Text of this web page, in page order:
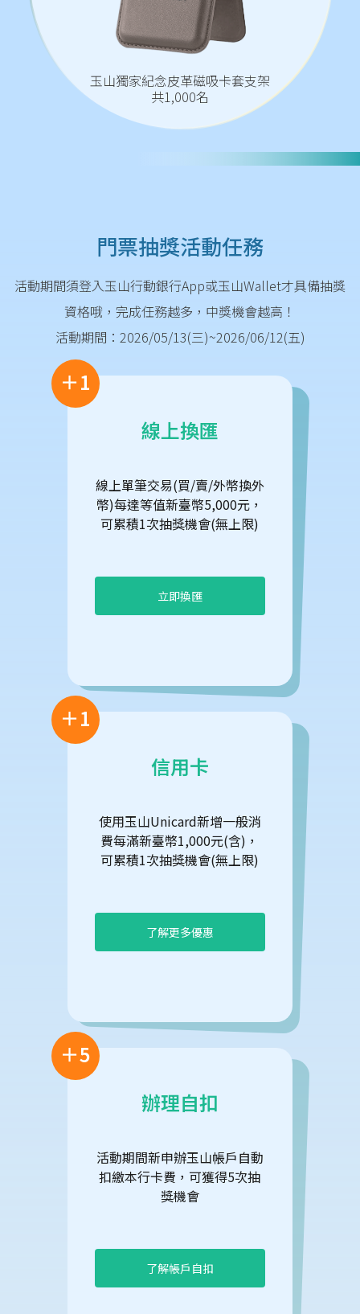
玉山獨家紀念皮革磁吸卡套支架
共1,000名
門票抽獎活動任務
活動期間須登入玉山行動銀行App或玉山Wallet才具備抽獎
資格哦，完成任務越多，中獎機會越高！
活動期間：2026/05/13(三)~2026/06/12(五)
＋1
線上換匯
線上單筆交易(買/賣/外幣換外
幣)每達等值新臺幣5,000元，
可累積1次抽獎機會(無上限)
立即換匯
＋1
信用卡
使用玉山Unicard新增一般消
費每滿新臺幣1,000元(含)，
可累積1次抽獎機會(無上限)
了解更多優惠
＋5
辦理自扣
活動期間新申辦玉山帳戶自動
扣繳本行卡費，可獲得5次抽
獎機會
了解帳戶自扣